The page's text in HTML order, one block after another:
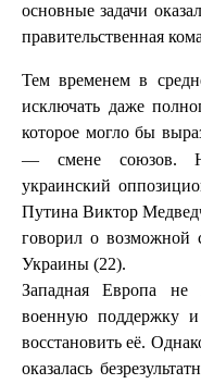
основные задачи
правительственная
Тем временем в
исключать даже
которое могло бы
— смене союзов.
украинский
Путина Виктор
говорил о возможной
Украины (22).
Западная Европа не
военную поддержку
восстановить её.
оказалась